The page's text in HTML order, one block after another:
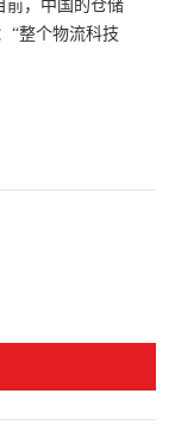
前，中国的仓储
“整个物流科技